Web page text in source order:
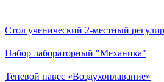
Стол ученический 2-местный
Набор лабораторный "Механика"
Теневой навес «Воздухоплавание»